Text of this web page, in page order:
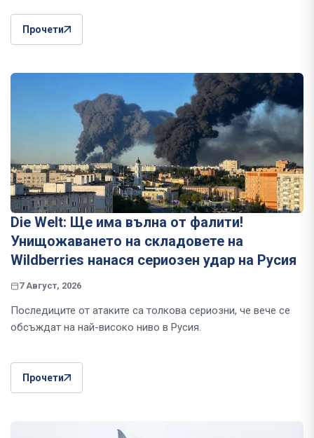
Прочети
Die Welt: Ще има вълна от фалити!
Унищожаването на складовете на
Wildberries нанася сериозен удар на Русия
7 Август, 2026
Последиците от атаките са толкова сериозни, че вече се
обсъждат на най-високо ниво в Русия.
Прочети